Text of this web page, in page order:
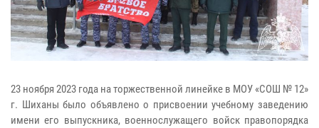
23 ноября 2023 года на торжественной линейке в МОУ «СОШ № 12»
г. Шиханы было объявлено о присвоении учебному заведению
имени его выпускника, военнослужащего войск правопорядка